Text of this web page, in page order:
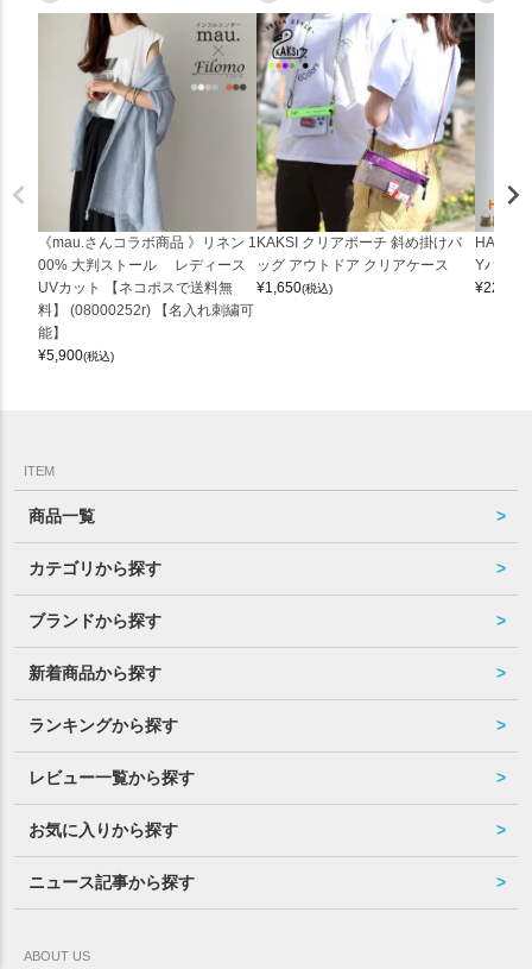
《mau.さんコラボ商品 》リネン 1
00% 大判ストール レディース
UVカット 【ネコポスで送料無
料】 (08000252r) 【名入れ刺繍可
能】
¥5,900(税込)
KAKSI クリアポーチ 斜め掛けバ
ッグ アウトドア クリアケース
¥1,650(税込)
Yバッグ
¥22,000
ITEM
商品一覧
カテゴリから探す
ブランドから探す
新着商品から探す
ランキングから探す
レビュー一覧から探す
お気に入りから探す
ニュース記事から探す
ABOUT US